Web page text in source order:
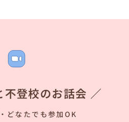
不登校のお話会 ／
どなたでも参加OK